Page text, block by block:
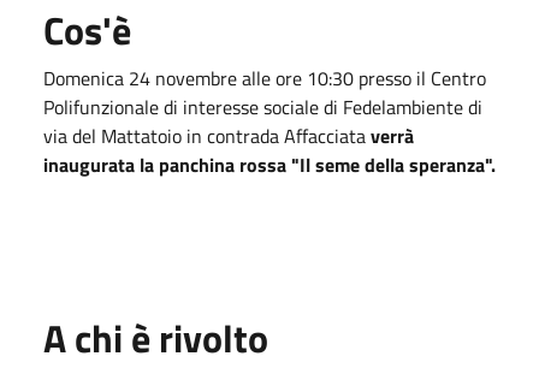
Cos'è
Domenica 24 novembre alle ore 10:30 presso il Centro
Polifunzionale di interesse sociale di Fedelambiente di
via del Mattatoio in contrada Affacciataverrà
inaugurata la panchina rossa "Il seme della speranza".
A chi è rivolto